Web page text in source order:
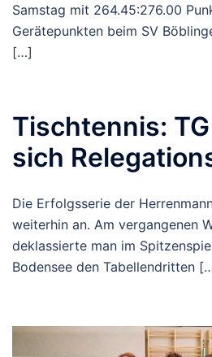
Samstag mit 264.45:276.00
Gerätepunkten beim SV
[…]
Tischtennis:
sich
Die Erfolgsserie der
weiterhin an. Am vergangenen
deklassierte man im
Bodensee den Tabellendritten